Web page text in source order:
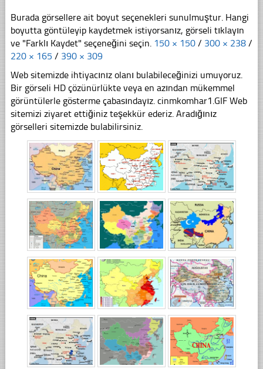
Burada görsellere ait boyut seçenekleri sunulmuştur. Hangi
boyutta göntüleyip kaydetmek istiyorsanız, görseli tıklayın
ve "Farklı Kaydet" seçeneğini seçin. 150 × 150 / 300 × 238 /
220 × 165 / 390 × 309
Web sitemizde ihtiyacınız olanı bulabileceğinizi umuyoruz.
Bir görseli HD çözünürlükte veya en azından mükemmel
görüntülerle gösterme çabasındayız. cinmkomhar1.GIF Web
sitemizi ziyaret ettiğiniz teşekkür ederiz. Aradığınız
görselleri sitemizde bulabilirsiniz.